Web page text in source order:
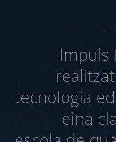
que sigui. Treballar per a
contribuirà a
vida humana.